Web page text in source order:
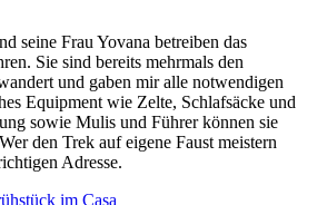
seine Frau Yovana betreiben das
Sie sind bereits mehrmals den
und gaben mir alle notwendigen
Equipment wie Zelte, Schlafsäcke und
sowie Mulis und Führer können sie
den Trek auf eigene Faust meistern
Adresse.